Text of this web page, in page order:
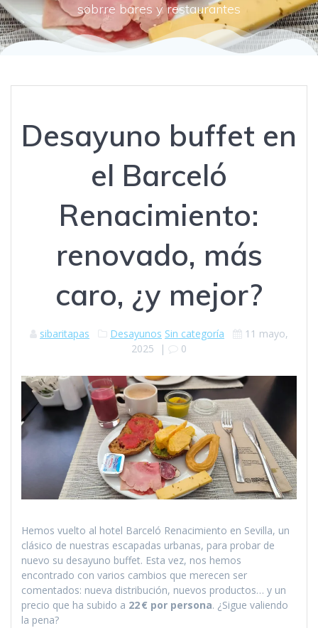
sobrre bares y restaurantes
Desayuno buffet en
el Barceló
Renacimiento:
renovado, más
caro, ¿y mejor?
sibaritapas Desayunos Sin categoría
11 mayo,
2025 | 0
Hemos vuelto al hotel Barceló Renacimiento en Sevilla, un
clásico de nuestras escapadas urbanas, para probar de
nuevo su desayuno buffet. Esta vez, nos hemos
encontrado con varios cambios que merecen ser
comentados: nueva distribución, nuevos productos… y un
precio que ha subido a 22 € por persona. ¿Sigue valiendo
la pena?